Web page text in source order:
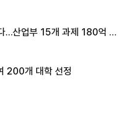
…산업부 15개 과제 180억 지
200개 대학 선정